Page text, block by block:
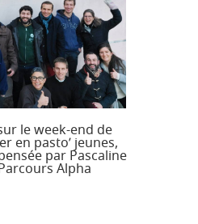
le week-end de
en pasto’ jeunes,
par Pascaline
Alpha